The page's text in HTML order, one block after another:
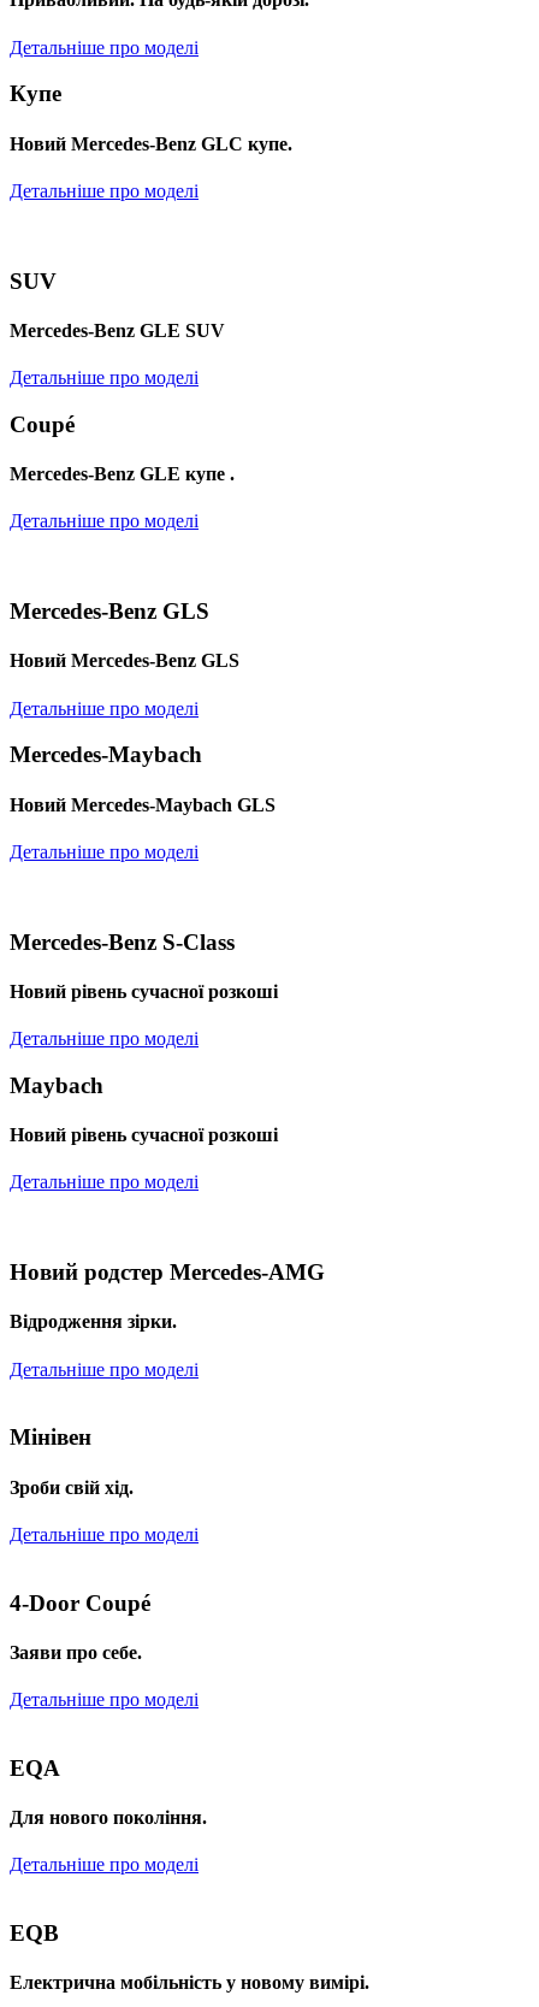
Детальніше про моделі
Купе
Новий Mercedes-Benz GLС купе.
Детальніше про моделі
SUV
Mercedes-Benz GLE SUV
Детальніше про моделі
Coupé
Mercedes-Benz GLE купе .
Детальніше про моделі
Mercedes-Benz GLS
Новий Mercedes-Benz GLS
Детальніше про моделі
Mercedes-Maybach
Новий Mercedes-Maybach GLS
Детальніше про моделі
Mercedes-Benz S-Class
Новий рівень сучасної розкоші
Детальніше про моделі
Maybach
Новий рівень сучасної розкоші
Детальніше про моделі
Новий родстер Mercedes-AMG
Відродження зірки.
Детальніше про моделі
Мінівен
Зроби свій хід.
Детальніше про моделі
4-Door Coupé
Заяви про себе.
Детальніше про моделі
EQA
Для нового покоління.
Детальніше про моделі
EQB
Електрична мобільність у новому вимірі.